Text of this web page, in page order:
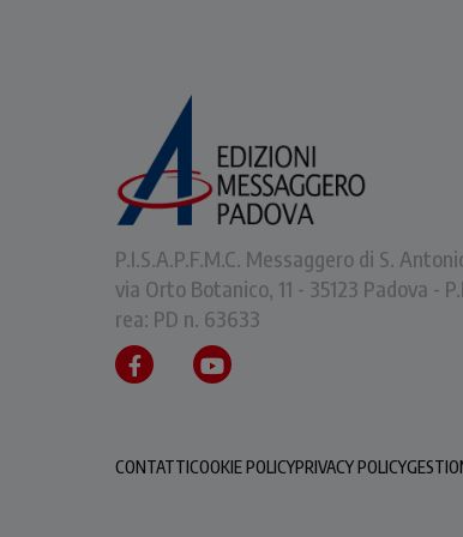
P.I.S.A.P.F.M.C. Messaggero di S.
via Orto Botanico, 11 - 35123 Padova -
rea: PD n. 63633
CONTATTICOOKIE POLICYPRIVACY POLICY